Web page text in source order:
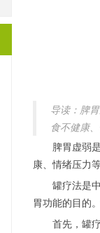
导读：脾
食不健康
脾胃虚弱是
康、情绪压力
罐疗法是中
胃功能的目的
首先，罐疗